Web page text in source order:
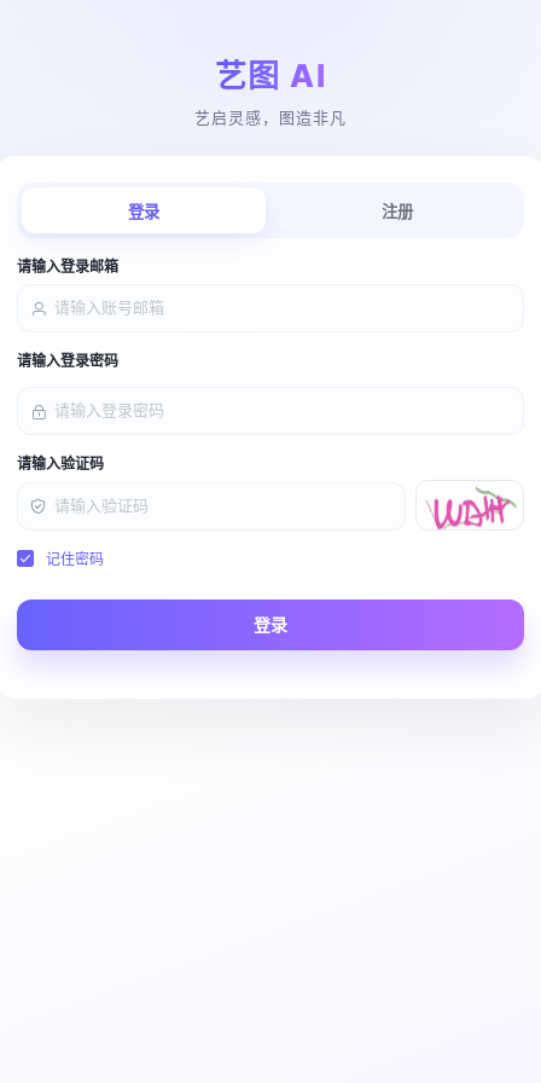
艺图 AI
艺启灵感，图造非凡
登录 注册
请输入登录邮箱
请输入登录密码
请输入验证码
记住密码
登录